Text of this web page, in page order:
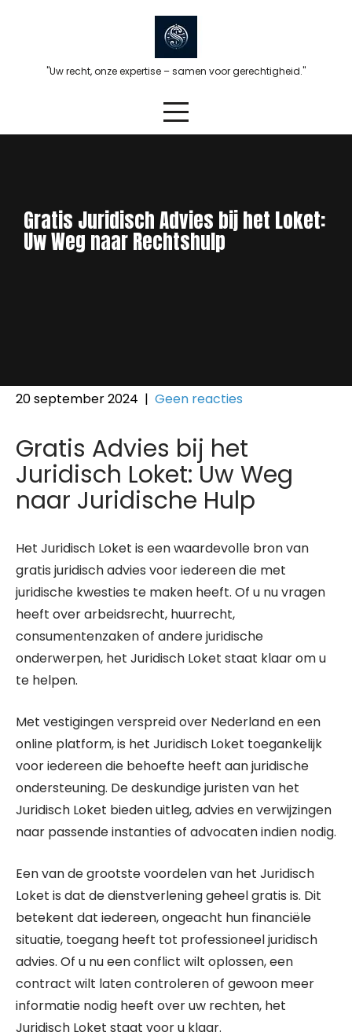
"Uw recht, onze expertise – samen voor gerechtigheid."
Gratis Juridisch Advies bij het Loket:
Uw Weg naar Rechtshulp
20 september 2024 | Geen reacties
Gratis Advies bij het
Juridisch Loket: Uw Weg
naar Juridische Hulp
Het Juridisch Loket is een waardevolle bron van
gratis juridisch advies voor iedereen die met
juridische kwesties te maken heeft. Of u nu vragen
heeft over arbeidsrecht, huurrecht,
consumentenzaken of andere juridische
onderwerpen, het Juridisch Loket staat klaar om u
te helpen.
Met vestigingen verspreid over Nederland en een
online platform, is het Juridisch Loket toegankelijk
voor iedereen die behoefte heeft aan juridische
ondersteuning. De deskundige juristen van het
Juridisch Loket bieden uitleg, advies en verwijzingen
naar passende instanties of advocaten indien nodig.
Een van de grootste voordelen van het Juridisch
Loket is dat de dienstverlening geheel gratis is. Dit
betekent dat iedereen, ongeacht hun financiële
situatie, toegang heeft tot professioneel juridisch
advies. Of u nu een conflict wilt oplossen, een
contract wilt laten controleren of gewoon meer
informatie nodig heeft over uw rechten, het
Juridisch Loket staat voor u klaar.